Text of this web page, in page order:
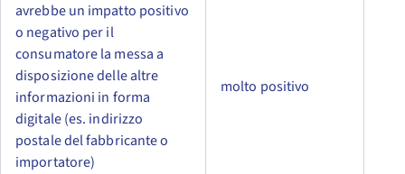
avrebbe un impatto positivo
o negativo per il
consumatore la messa a
disposizione delle altre
informazioni in forma
digitale (es. indirizzo
postale del fabbricante o
importatore)
molto positivo